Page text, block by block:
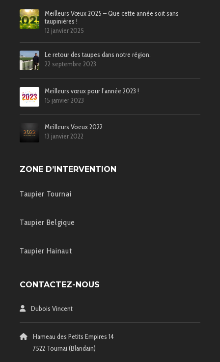
Meilleurs Vœux 2025 – Que cette année soit sans
taupinières !
12 janvier 2025
Le retour des taupes dans notre région.
22 septembre 2023
Meilleurs vœux pour l’année 2023 !
15 janvier 2023
Meilleurs Voeux 2022
13 janvier 2022
ZONE D’INTERVENTION
Taupier Tournai
Taupier Belgique
Taupier Hainaut
CONTACTEZ-NOUS
Dubois Vincent
Hameau des Petits Empires 14
7522 Tournai (Blandain)